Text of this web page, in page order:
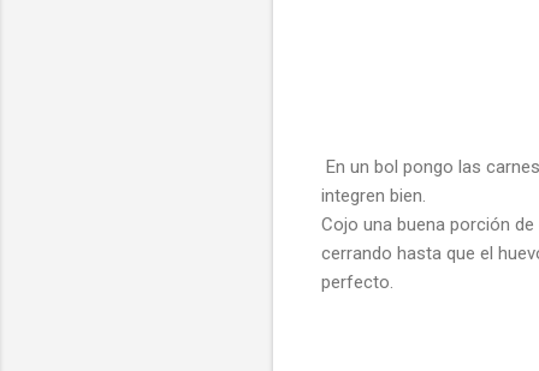
En un bol pongo las
integren bien.
Cojo una buena porción
cerrando hasta que el
perfecto.